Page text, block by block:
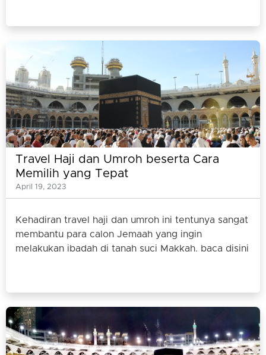
Travel Haji dan Umroh beserta Cara
Memilih yang Tepat
April 19, 2023
Kehadiran travel haji dan umroh ini tentunya sangat
membantu para calon Jemaah yang ingin
melakukan ibadah di tanah suci Makkah. baca disini